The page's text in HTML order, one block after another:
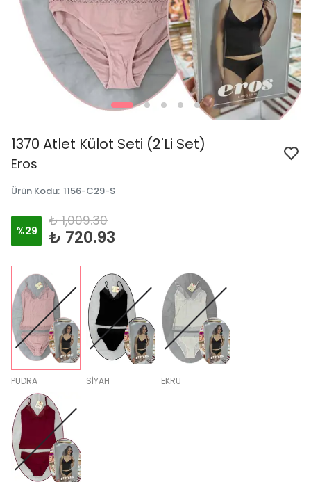
1370 Atlet Külot Seti (2'Li Set)
Eros
Ürün Kodu: 1156-C29-S
%29
₺ 1,009.30
₺ 720.93
PUDRA SİYAH EKRU